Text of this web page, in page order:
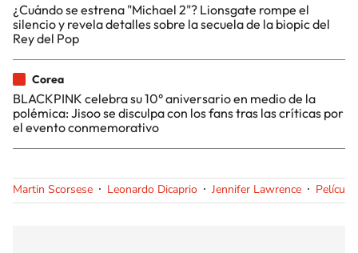
¿Cuándo se estrena "Michael 2"? Lionsgate rompe el
silencio y revela detalles sobre la secuela de la biopic del
Rey del Pop
Corea
BLACKPINK celebra su 10° aniversario en medio de la
polémica: Jisoo se disculpa con los fans tras las críticas por
el evento conmemorativo
Martin Scorsese Leonardo Dicaprio Jennifer Lawrence